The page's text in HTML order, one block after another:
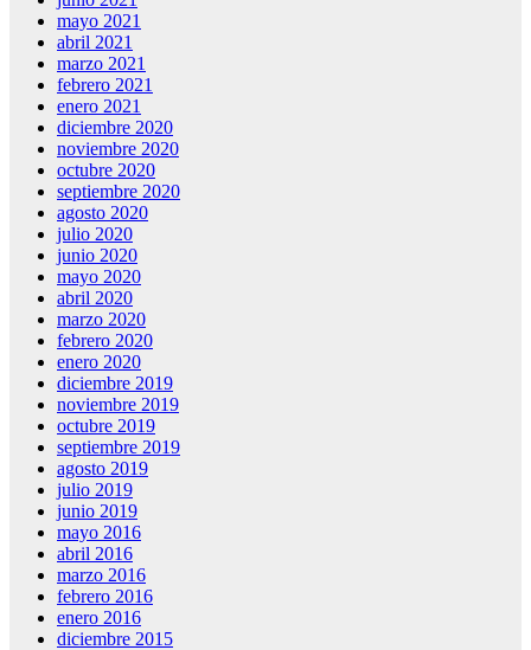
mayo 2021
abril 2021
marzo 2021
febrero 2021
enero 2021
diciembre 2020
noviembre 2020
octubre 2020
septiembre 2020
agosto 2020
julio 2020
junio 2020
mayo 2020
abril 2020
marzo 2020
febrero 2020
enero 2020
diciembre 2019
noviembre 2019
octubre 2019
septiembre 2019
agosto 2019
julio 2019
junio 2019
mayo 2016
abril 2016
marzo 2016
febrero 2016
enero 2016
diciembre 2015